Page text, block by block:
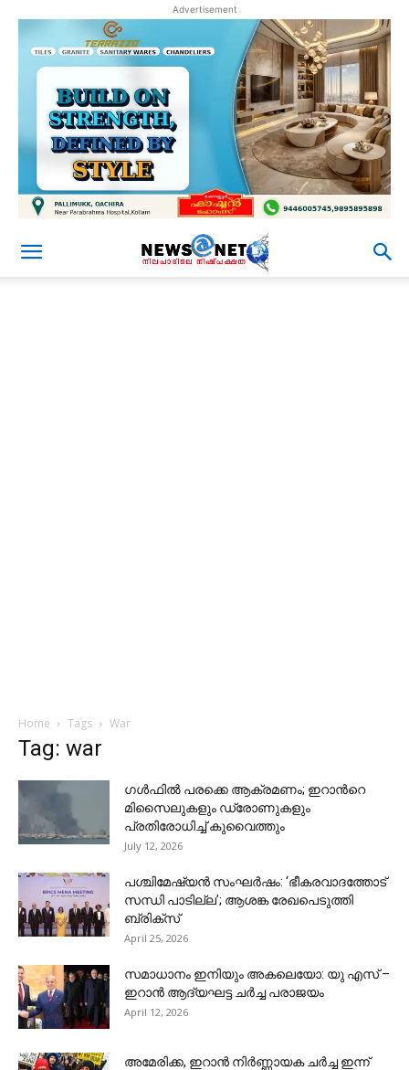
Advertisement
Home Tags War
Tag: war
ഗള്‍ഫില്‍ പരക്കെ ആക്രമണം; ഇറാന്‍റെ
മിസൈലുകളും ഡ്രോണുകളും
പ്രതിരോധിച്ച് കുവൈത്തും
July 12, 2026
പശ്ചിമേഷ്യൻ സംഘർഷം: ‘ഭീകരവാദത്തോട്
സന്ധി പാടില്ല’; ആശങ്ക രേഖപെടുത്തി
ബ്രിക്സ്
April 25, 2026
സമാധാനം ഇനിയും അകലെയോ: യു എസ് –
ഇറാൻ ആദ്യഘട്ട ചർച്ച പരാജയം
April 12, 2026
അമേരിക്ക, ഇറാൻ നിർണ്ണായക ചർച്ച ഇന്ന്